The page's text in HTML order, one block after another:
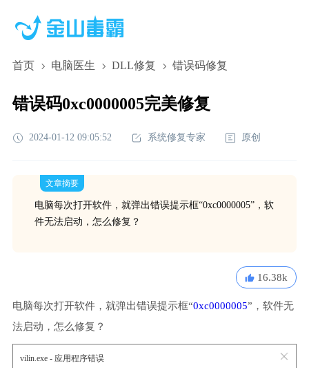
首页 电脑医生 DLL修复 错误码修复
错误码0xc0000005完美修复
2024-01-12 09:05:52 系统修复专家 原创
文章摘要
电脑每次打开软件，就弹出错误提示框“0xc0000005”，软
件无法启动，怎么修复？
16.38k
电脑每次打开软件，就弹出错误提示框“0xc0000005”，软件无
法启动，怎么修复？
vilin.exe - 应用程序错误